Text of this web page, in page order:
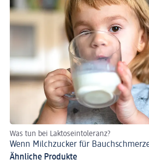
Was tun bei Laktoseintoleranz?
Wenn Milchzucker für
Ähnliche Produkte